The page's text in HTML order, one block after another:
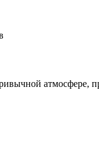
атмосфере,